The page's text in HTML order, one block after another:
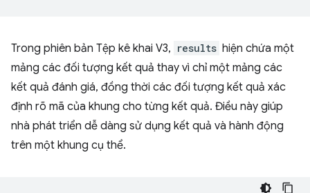
Trong phiên bản Tệp kê khai V3, results hiện chứa một
mảng các đối tượng kết quả thay vì chỉ một mảng các
kết quả đánh giá, đồng thời các đối tượng kết quả xác
định rõ mã của khung cho từng kết quả. Điều này giúp
nhà phát triển dễ dàng sử dụng kết quả và hành động
trên một khung cụ thể.